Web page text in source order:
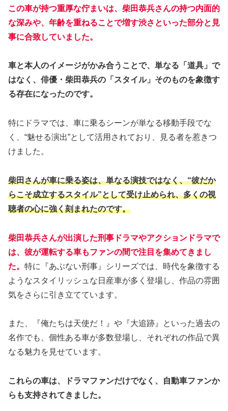
この車が持つ重厚な佇まいは、柴田恭兵さんの持つ内面的
な深みや、年齢を重ねることで増す渋さといった部分と見
事に合致していました。
車と本人のイメージがかみ合うことで、単なる「道具」で
はなく、俳優・柴田恭兵の「スタイル」そのものを象徴す
る存在になったのです。
特にドラマでは、車に乗るシーンが単なる移動手段でな
く、“魅せる演出”として活用されており、見る者を惹きつ
けました。
柴田さんが車に乗る姿は、単なる演技ではなく、“彼だか
らこそ成立するスタイル”として受け止められ、多くの視
聴者の心に強く刻まれたのです。
柴田恭兵さんが出演した刑事ドラマやアクションドラマで
は、彼が運転する車もファンの間で注目を集めてきまし
た。 特に『あぶない刑事』シリーズでは、時代を象徴する
ようなスタイリッシュな日産車が多く登場し、作品の雰囲
気をさらに引き立てています。
また、『俺たちは天使だ！』や『大追跡』といった過去の
名作でも、個性ある車が多数登場し、それぞれの作品で異
なる魅力を見せています。
これらの車は、ドラマファンだけでなく、自動車ファンか
らも支持されてきました。